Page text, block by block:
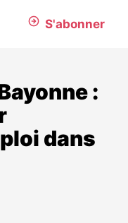
S'abonner
:
dans